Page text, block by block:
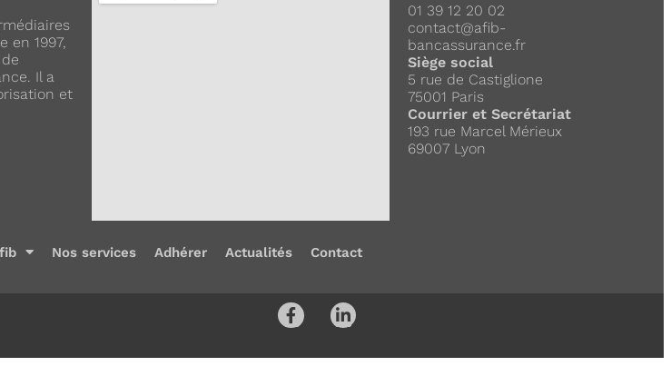
en 1997,
Il a
et
01 39 12 20 02
contact@afib-
bancassurance.fr
Siège social
5 rue de Castiglione
75001 Paris
Courrier et Secrétariat
193 rue Marcel Mérieux
69007 Lyon
Nos services Adhérer Actualités Contact